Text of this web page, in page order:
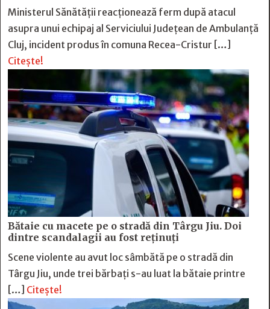
Ministerul Sănătății reacționează ferm după atacul
asupra unui echipaj al Serviciului Județean de Ambulanță
Cluj, incident produs în comuna Recea-Cristur […]
Citește!
Bătaie cu macete pe o stradă din Târgu Jiu. Doi
dintre scandalagii au fost reținuți
Scene violente au avut loc sâmbătă pe o stradă din
Târgu Jiu, unde trei bărbați s-au luat la bătaie printre
[…] Citește!